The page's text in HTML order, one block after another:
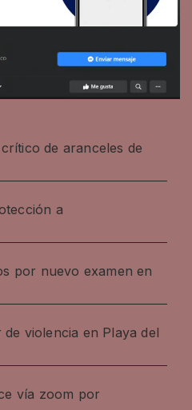
de aranceles de
a
por nuevo examen en
violencia en Playa del
vía zoom por